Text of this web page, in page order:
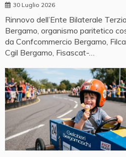
30 Luglio 2026
Rinnovo dell’Ente Bilaterale
Bergamo, organismo paritetico
da Confcommercio Bergamo,
Cgil Bergamo, Fisascat-…